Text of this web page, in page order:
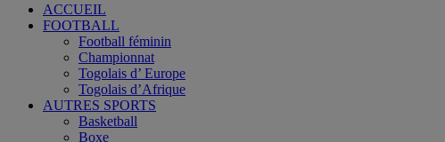
ACCUEIL
FOOTBALL
Football féminin
Championnat
Togolais d’ Europe
Togolais d’Afrique
AUTRES SPORTS
Basketball
Boxe